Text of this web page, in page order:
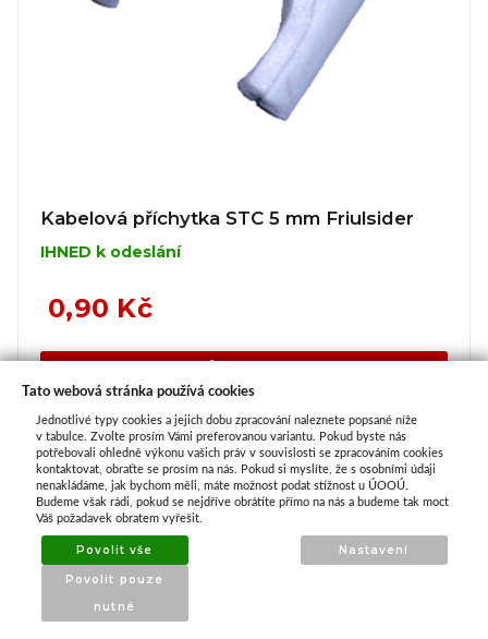
Kabelová příchytka STC 5 mm Friulsider
IHNED k odeslání
0,90 Kč
Koupit
Tato webová stránka používá cookies
Jednotlivé typy cookies a jejich dobu zpracování naleznete popsané níže
v tabulce. Zvolte prosím Vámi preferovanou variantu. Pokud byste nás
potřebovali ohledně výkonu vašich práv v souvislosti se zpracováním cookies
kontaktovat, obraťte se prosím na nás. Pokud si myslíte, že s osobními údaji
nenakládáme, jak bychom měli, máte možnost podat stížnost u ÚOOÚ.
Budeme však rádi, pokud se nejdříve obrátíte přímo na nás a budeme tak moct
Váš požadavek obratem vyřešit.
Povolit vše
Povolit pouze
nutné
Nastavení